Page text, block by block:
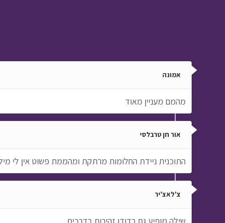
אמונה
מהמם מעניין מאוד
אור חן טרבלסי
התוכנית ניידת החלומות מרתקת ומהממת פשוט אין לי
צ'לאצ'יר
שילה מופיע גם בדודו זהירות בדרכים